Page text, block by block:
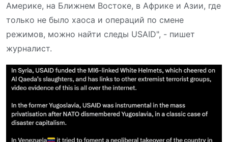
Америке, на Ближнем Востоке, в Африке и Азии, где
только не было хаоса и операций по смене
режимов, можно найти следы USAID", - пишет
журналист.